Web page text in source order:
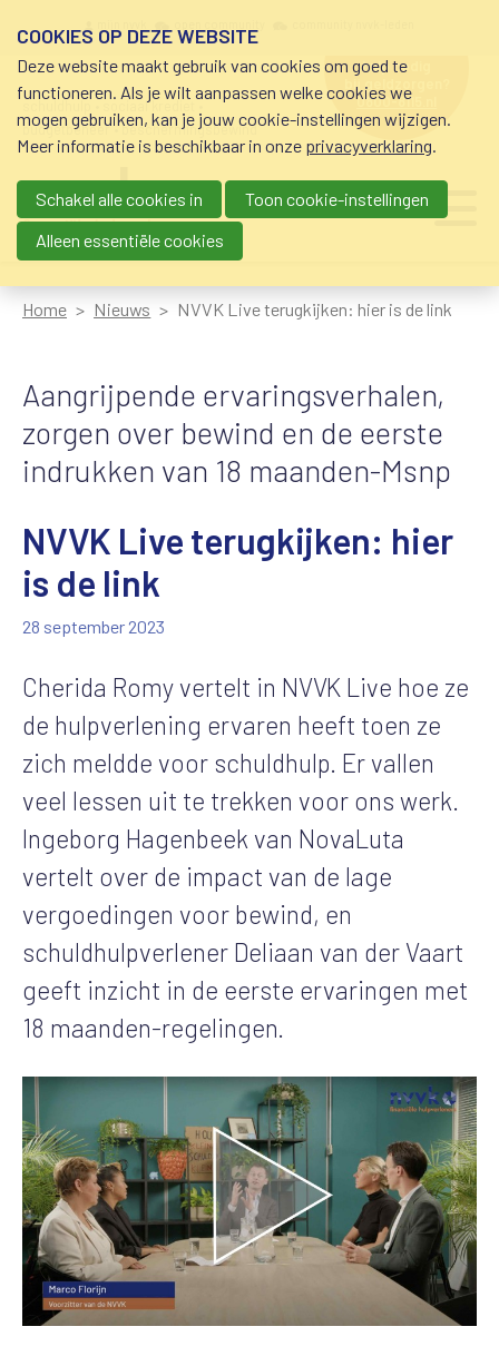
schuldhulp • sociaal krediet •
budgetbeheer • beschermingsbewind
hulp nodig
bij geldzorgen?
0800-8115.nl
Main navigation
Home Nieuws NVVK Live terugkijken: hier is de link
Aangrijpende ervaringsverhalen,
zorgen over bewind en de eerste
indrukken van 18 maanden-Msnp
NVVK Live terugkijken: hier
is de link
28 september 2023
Cherida Romy vertelt in NVVK Live hoe ze
de hulpverlening ervaren heeft toen ze
zich meldde voor schuldhulp. Er vallen
veel lessen uit te trekken voor ons werk.
Ingeborg Hagenbeek van NovaLuta
vertelt over de impact van de lage
vergoedingen voor bewind, en
schuldhulpverlener Deliaan van der Vaart
geeft inzicht in de eerste ervaringen met
18 maanden-regelingen.
COOKIES OP DEZE WEBSITE
Deze website maakt gebruik van cookies om goed te
functioneren. Als je wilt aanpassen welke cookies we
mogen gebruiken, kan je jouw cookie-instellingen wijzigen.
Meer informatie is beschikbaar in onze privacyverklaring.
Schakel alle cookies in
Toon cookie-instellingen
Alleen essentiële cookies